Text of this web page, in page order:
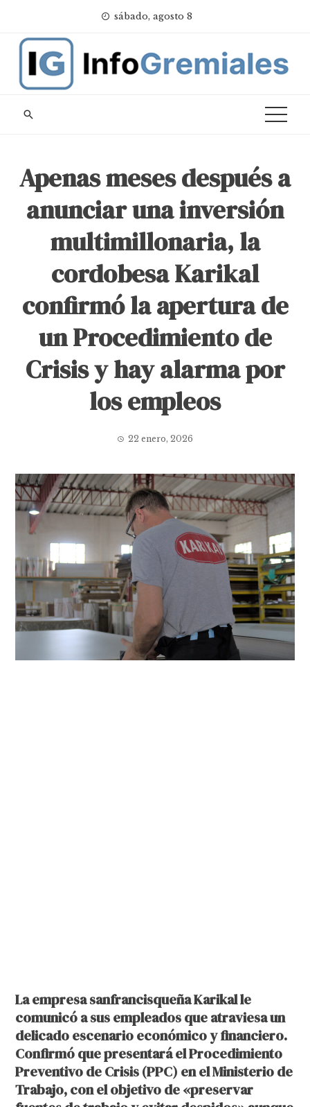
content
sábado, agosto 8
Apenas meses después a
anunciar una inversión
multimillonaria, la
cordobesa Karikal
confirmó la apertura de
un Procedimiento de
Crisis y hay alarma por
los empleos
22 enero, 2026
La empresa sanfrancisqueña Karikal le
comunicó a sus empleados que atraviesa un
delicado escenario económico y financiero.
Confirmó que presentará el Procedimiento
Preventivo de Crisis (PPC) en el Ministerio de
Trabajo, con el objetivo de «preservar